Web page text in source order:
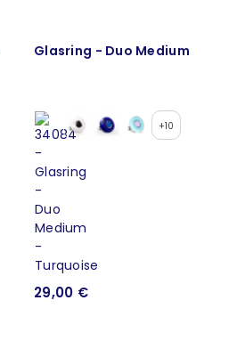
Glasring - Duo Medium
+10
29,00 €